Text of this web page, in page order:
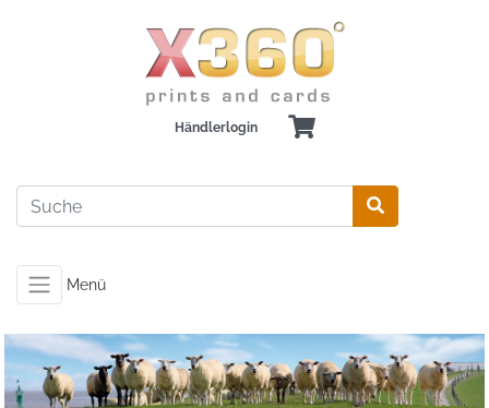
Händlerlogin
Menü